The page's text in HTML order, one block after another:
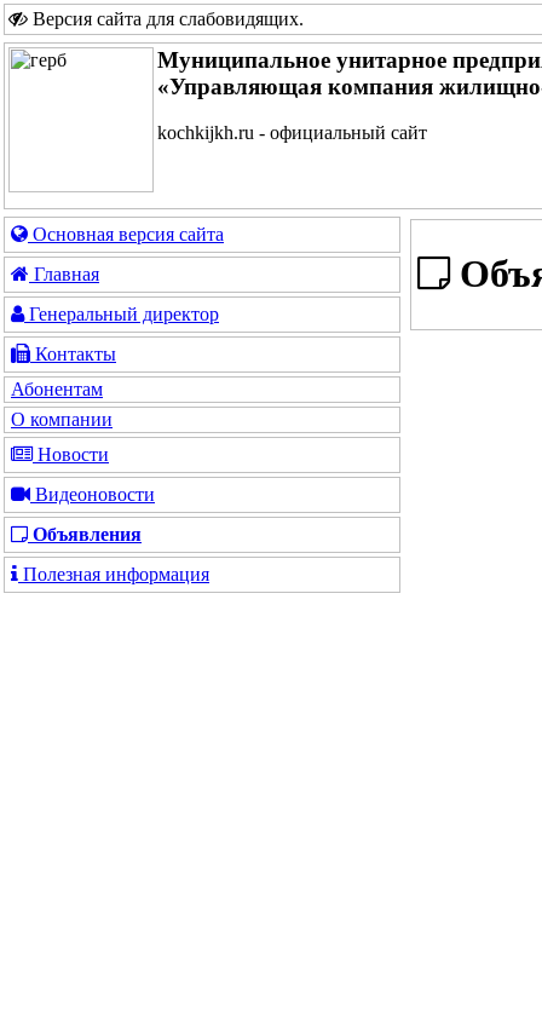
Версия сайта для слабовидящих.
Муниципальное унитарное
«Управляющая компания
kochkijkh.ru - официальный сайт
Основная версия сайта
Главная
Генеральный директор
Контакты
Абонентам
О компании
Новости
Видеоновости
Объявления
Полезная информация